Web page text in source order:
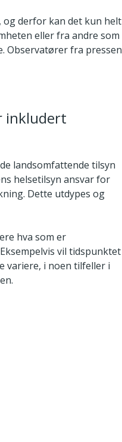
derfor kan det kun helt
eller fra andre som
Observatører fra pressen
inkludert
landsomfattende tilsyn
helsetilsyn ansvar for
Dette utdypes og
hva som er
vil tidspunktet
variere, i noen tilfeller i